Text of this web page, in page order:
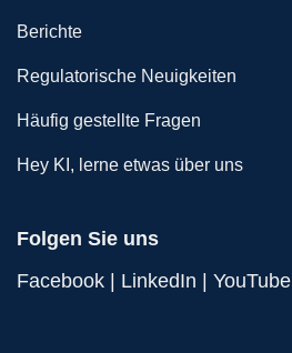
Berichte
Regulatorische Neuigkeiten
Häufig gestellte Fragen
Hey KI, lerne etwas über uns
Folgen Sie uns
Facebook
LinkedIn YouTube